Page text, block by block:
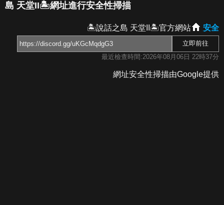
島 天堂II🏝️網址進行安全性掃描
🏝️說話之島 天堂II🏝️官方網站 安全
最近檢查時間:2026年08月06日 22時37分
網址安全性掃描由Google提供